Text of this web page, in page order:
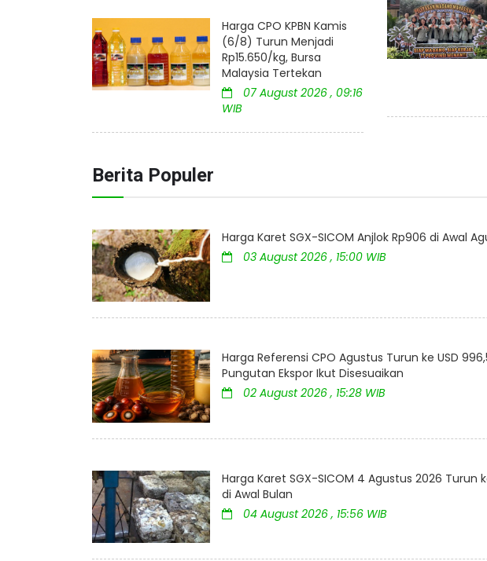
Harga CPO KPBN Kamis
(6/8) Turun Menjadi
Rp15.650/kg, Bursa
Malaysia Tertekan
07 August 2026 , 09:16
WIB
Berita Populer
Harga Karet SGX-SICOM Anjlok Rp906 di Awal
03 August 2026 , 15:00 WIB
Harga Referensi CPO Agustus Turun ke USD
Pungutan Ekspor Ikut Disesuaikan
02 August 2026 , 15:28 WIB
Harga Karet SGX-SICOM 4 Agustus 2026 Turun
di Awal Bulan
04 August 2026 , 15:56 WIB